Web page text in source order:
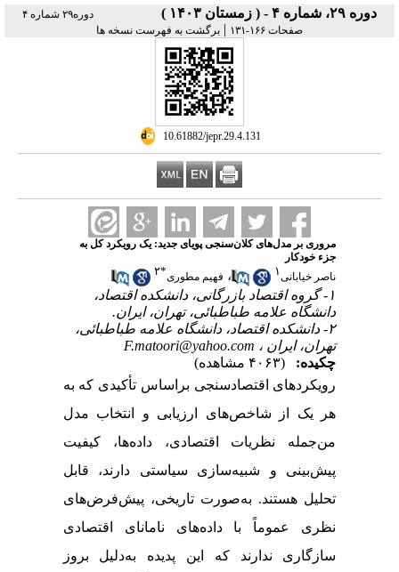
دوره ۲۹، شماره ۴ - ( زمستان ۱۴۰۳ )
دوره۲۹ شماره ۴
صفحات ۱۶۶-۱۳۱
| برگشت به فهرست نسخه ها
‎ 10.61882/jepr.29.4.131
مروری بر مدل‌های کلان‌سنجی پویای جدید: یک رویکرد کل ‌به
‌جزء خودکار
ناصر خیابانی۱ ، فهیم مطوری*۲
۱- گروه اقتصاد بازرگانی، دانشکده اقتصاد،
دانشگاه علامه طباطبائی، تهران، ایران.
۲- دانشکده اقتصاد، دانشگاه علامه طباطبائی،
تهران، ایران ، F.matoori@yahoo.com
چکیده:
(۴۰۶۳ مشاهده)
رویکردهای اقتصادسنجی براساس تأکیدی که به
هر یک از شاخص‌‌های ارزیابی و انتخاب مدل
من‌جمله نظریات اقتصادی، داده‌‌ها، کیفیت
پیش‌بینی و شبیه‌سازی سیاستی دارند، قابل
تحلیل هستند. به‌‌صورت تاریخی، پیش‌فرض‌‌های
نظری عموماً با داده‌‌های نامانای اقتصادی
سازگاری ندارند که این پدیده به‌دلیل بروز